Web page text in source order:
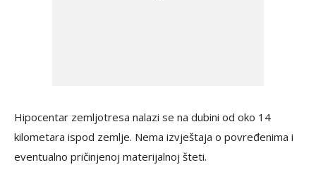
Hipocentar zemljotresa nalazi se na dubini od oko 14
kilometara ispod zemlje. Nema izvještaja o povređenima i
eventualno pričinjenoj materijalnoj šteti.